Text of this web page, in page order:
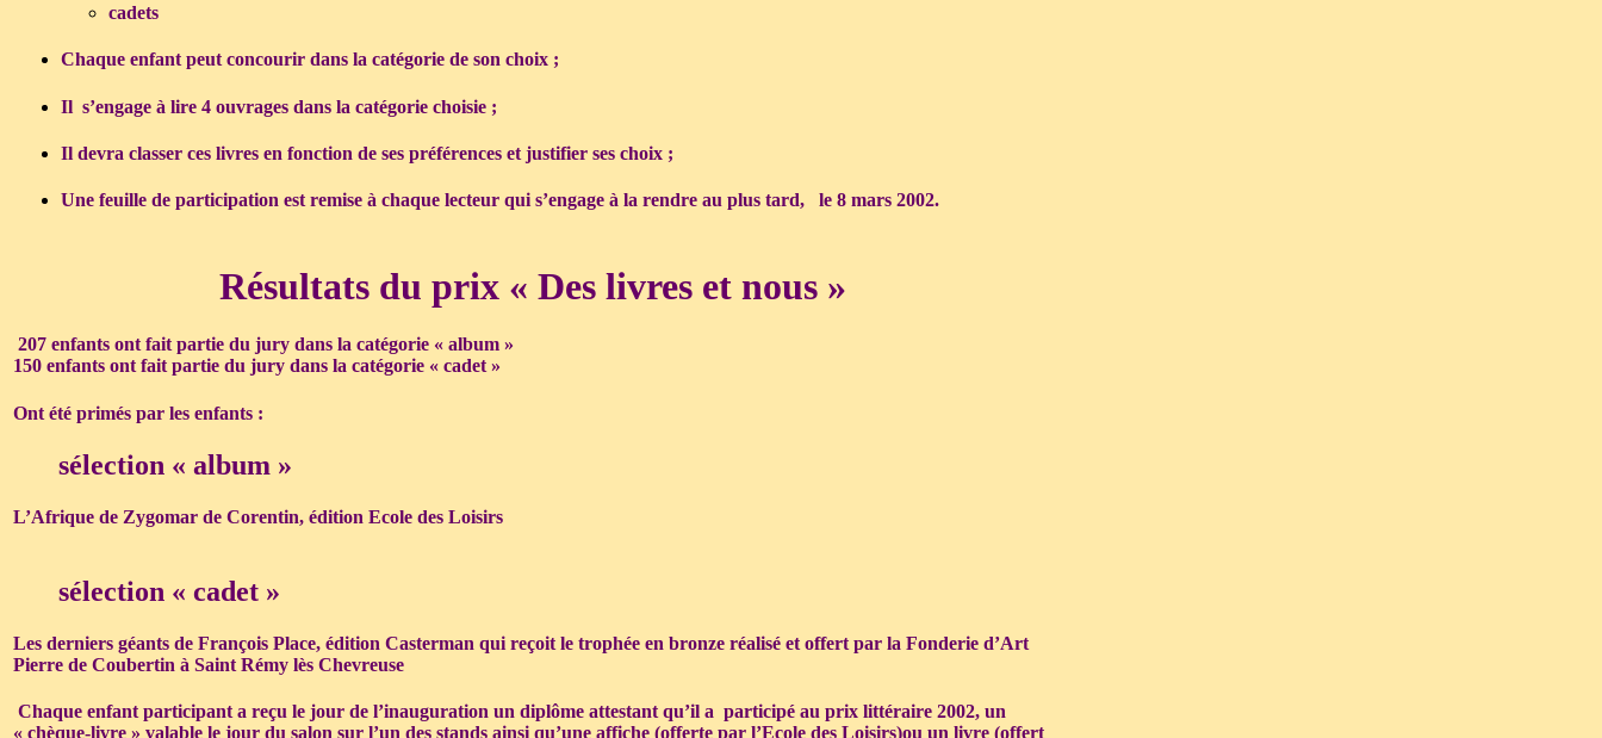
cadets
Chaque enfant peut concourir dans la catégorie de son choix ;
Il s’engage à lire 4 ouvrages dans la catégorie choisie ;
Il devra classer ces livres en fonction de ses préférences et justifier ses choix ;
Une feuille de participation est remise à chaque lecteur qui s’engage à la rendre au plus tard, le 8 mars 2002.
Résultats du prix « Des livres et nous »
207 enfants ont fait partie du jury dans la catégorie « album »
150 enfants ont fait partie du jury dans la catégorie « cadet »
Ont été primés par les enfants :
sélection « album »
L’Afrique de Zygomar de Corentin, édition Ecole des Loisirs
sélection « cadet »
Les derniers géants de François Place, édition Casterman qui reçoit le trophée en bronze réalisé et offert par la Fonderie d’Art
Pierre de Coubertin à Saint Rémy lès Chevreuse
Chaque enfant participant a reçu le jour de l’inauguration un diplôme attestant qu’il a participé au prix littéraire 2002, un
« chèque-livre » valable le jour du salon sur l’un des stands ainsi qu’une affiche (offerte par l’Ecole des Loisirs)ou un livre (offert